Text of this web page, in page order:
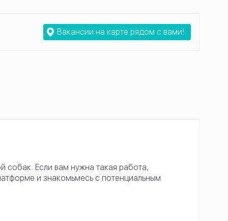
Вакансии на карте рядом с вами!
собак. Если вам нужна такая работа,
и знакомьмесь с потенциальным